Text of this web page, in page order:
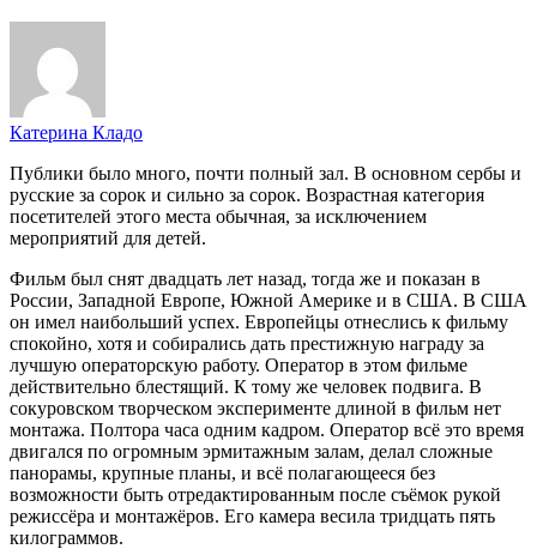
Катерина Кладо
Публики было много, почти полный зал. В основном сербы и
русские за сорок и сильно за сорок. Возрастная категория
посетителей этого места обычная, за исключением
мероприятий для детей.
Фильм был снят двадцать лет назад, тогда же и показан в
России, Западной Европе, Южной Америке и в США. В США
он имел наибольший успех. Европейцы отнеслись к фильму
спокойно, хотя и собирались дать престижную награду за
лучшую операторскую работу. Оператор в этом фильме
действительно блестящий. К тому же человек подвига. В
сокуровском творческом эксперименте длиной в фильм нет
монтажа. Полтора часа одним кадром. Оператор всё это время
двигался по огромным эрмитажным залам, делал сложные
панорамы, крупные планы, и всё полагающееся без
возможности быть отредактированным после съёмок рукой
режиссёра и монтажёров. Его камера весила тридцать пять
килограммов.